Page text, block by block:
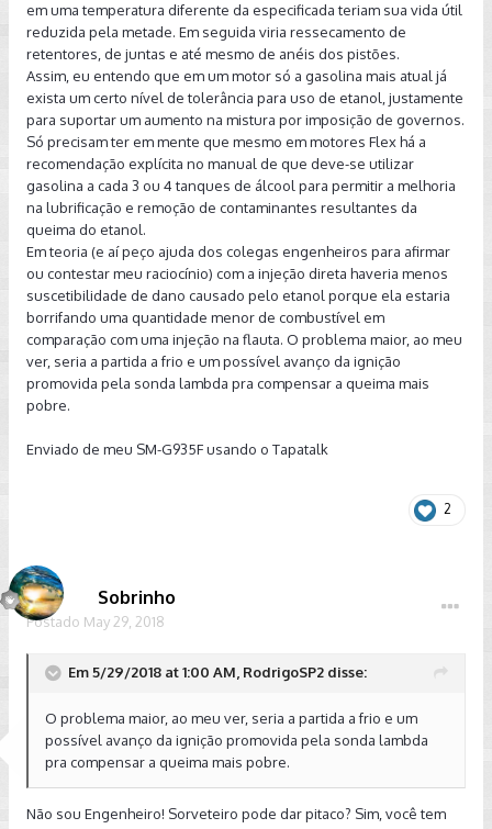
em uma temperatura diferente da especificada teriam sua vida útil
reduzida pela metade. Em seguida viria ressecamento de
retentores, de juntas e até mesmo de anéis dos pistões.
Assim, eu entendo que em um motor só a gasolina mais atual já
exista um certo nível de tolerância para uso de etanol, justamente
para suportar um aumento na mistura por imposição de governos.
Só precisam ter em mente que mesmo em motores Flex há a
recomendação explícita no manual de que deve-se utilizar
gasolina a cada 3 ou 4 tanques de álcool para permitir a melhoria
na lubrificação e remoção de contaminantes resultantes da
queima do etanol.
Em teoria (e aí peço ajuda dos colegas engenheiros para afirmar
ou contestar meu raciocínio) com a injeção direta haveria menos
suscetibilidade de dano causado pelo etanol porque ela estaria
borrifando uma quantidade menor de combustível em
comparação com uma injeção na flauta. O problema maior, ao meu
ver, seria a partida a frio e um possível avanço da ignição
promovida pela sonda lambda pra compensar a queima mais
pobre.
Enviado de meu SM-G935F usando o Tapatalk
2
Sobrinho
Postado May 29, 2018
Em 5/29/2018 at 1:00 AM, RodrigoSP2 disse:
O problema maior, ao meu ver, seria a partida a frio e um
possível avanço da ignição promovida pela sonda lambda
pra compensar a queima mais pobre.
Não sou Engenheiro! Sorveteiro pode dar pitaco? Sim, você tem